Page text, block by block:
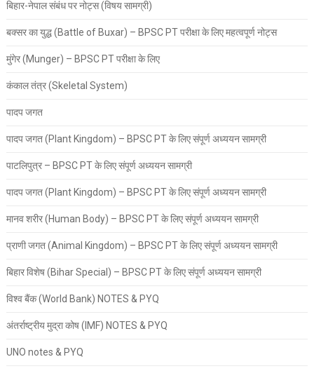
बिहार-नेपाल संबंध पर नोट्स (विषय सामग्री)
बक्सर का युद्ध (Battle of Buxar) – BPSC PT परीक्षा के लिए महत्वपूर्ण नोट्स
मुंगेर (Munger) – BPSC PT परीक्षा के लिए
कंकाल तंत्र (Skeletal System)
पादप जगत
पादप जगत (Plant Kingdom) – BPSC PT के लिए संपूर्ण अध्ययन सामग्री
पाटलिपुत्र – BPSC PT के लिए संपूर्ण अध्ययन सामग्री
पादप जगत (Plant Kingdom) – BPSC PT के लिए संपूर्ण अध्ययन सामग्री
मानव शरीर (Human Body) – BPSC PT के लिए संपूर्ण अध्ययन सामग्री
प्राणी जगत (Animal Kingdom) – BPSC PT के लिए संपूर्ण अध्ययन सामग्री
बिहार विशेष (Bihar Special) – BPSC PT के लिए संपूर्ण अध्ययन सामग्री
विश्व बैंक (World Bank) NOTES & PYQ
अंतर्राष्ट्रीय मुद्रा कोष (IMF) NOTES & PYQ
UNO notes & PYQ